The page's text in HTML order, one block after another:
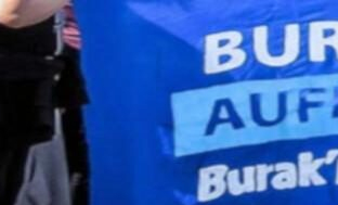
Zum
springen
burak